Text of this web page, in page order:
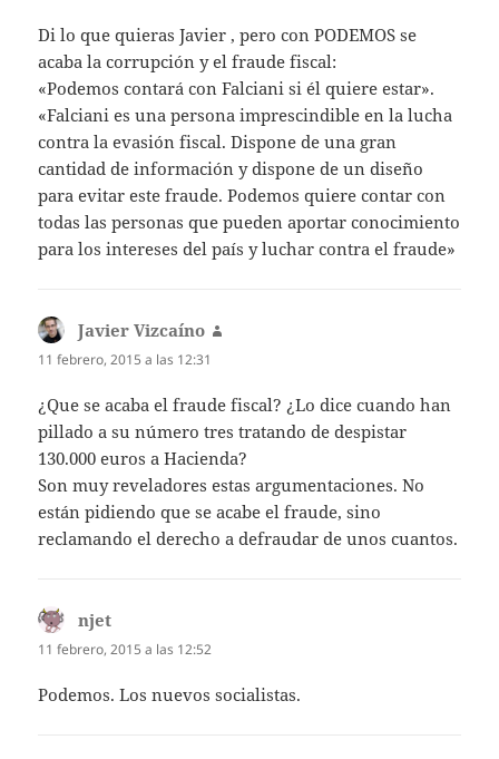
Di lo que quieras Javier , pero con PODEMOS se
acaba la corrupción y el fraude fiscal:
«Podemos contará con Falciani si él quiere estar».
«Falciani es una persona imprescindible en la lucha
contra la evasión fiscal. Dispone de una gran
cantidad de información y dispone de un diseño
para evitar este fraude. Podemos quiere contar con
todas las personas que pueden aportar conocimiento
para los intereses del país y luchar contra el fraude»
Javier Vizcaíno
11 febrero, 2015 a las 12:31
¿Que se acaba el fraude fiscal? ¿Lo dice cuando han
pillado a su número tres tratando de despistar
130.000 euros a Hacienda?
Son muy reveladores estas argumentaciones. No
están pidiendo que se acabe el fraude, sino
reclamando el derecho a defraudar de unos cuantos.
njet
11 febrero, 2015 a las 12:52
Podemos. Los nuevos socialistas.